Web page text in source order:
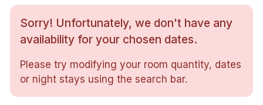
restauranger, det kan snabbt bli fullbokat, så
kontakta gärna Maryhill redan idag.
The Sugar Club Restaurang
Vi välkomnar dig till smakerna från Grekland och
Sorry! Unfortunately, we don't have any
availability for your chosen dates.
Please try modifying your room quantity, dates
or night stays using the search bar.